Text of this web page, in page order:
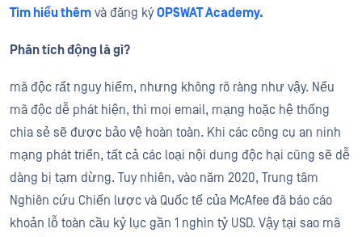
Tìm hiểu thêm và đăng kýOPSWAT Academy.
Phân tích động là gì?
mã độc rất nguy hiểm, nhưng không rõ ràng như vậy. Nếu
mã độc dễ phát hiện, thì mọi email, mạng hoặc hệ thống
chia sẻ sẽ được bảo vệ hoàn toàn. Khi các công cụ an ninh
mạng phát triển, tất cả các loại nội dung độc hại cũng sẽ dễ
dàng bị tạm dừng. Tuy nhiên, vào năm 2020, Trung tâm
Nghiên cứu Chiến lược và Quốc tế của McAfee đã báo cáo
khoản lỗ toàn cầu kỷ lục gần 1 nghìn tỷ USD. Vậy tại sao mã